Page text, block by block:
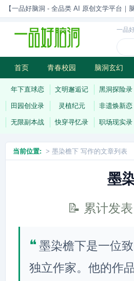
【一品好脑洞 - 全品类 AI 原创文学平台
一品
首页 青春校园 脑洞玄幻
历史权谋 武侠江湖 灵异志怪
年下直球恋 文明邂逅记 黑洞探险录
田园创业录 灵植纪元 非遗焕新恋
无限副本战 快穿寻忆录 职场现实录
当前位置: > 墨染檐下 写作的文章列表
墨
📝 累计发表
❝ 墨染檐下是一位
独立作家。他的作